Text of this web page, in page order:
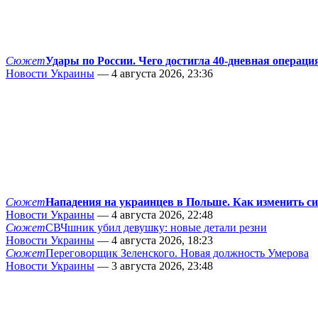
СюжетУдары по России. Чего достигла 40-дневная
Новости Украины — 4 августа 2026, 23:36
СюжетНападения на украинцев в Польше. Как изменить
Новости Украины — 4 августа 2026, 22:48
СюжетСВЧшник убил девушку: новые детали резни
Новости Украины — 4 августа 2026, 18:23
СюжетПереговорщик Зеленского. Новая должность Умерова
Новости Украины — 3 августа 2026, 23:48